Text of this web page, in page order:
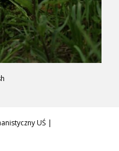
UŚ |